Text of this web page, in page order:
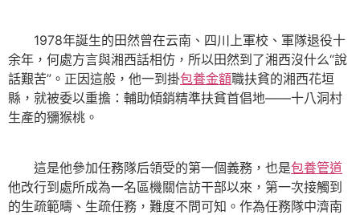
1978年誕生的田然曾在云南、四川上軍校、軍隊退役十
余年，何處方言與湘西話相仿，所以田然到了湘西沒什么“說
話艱苦”。正因這般，他一到掛包養金額職扶貧的湘西花垣
縣，就被委以重擔：輔助傾銷精準扶貧首倡地——十八洞村
生產的獼猴桃。
這是他參加任務隊后領受的第一個義務，也是包養管道
他改行到處所成為一名區機關信訪干部以來，第一次接觸到
的生疏範疇、生疏任務，難度不問可知。作為任務隊中濟南